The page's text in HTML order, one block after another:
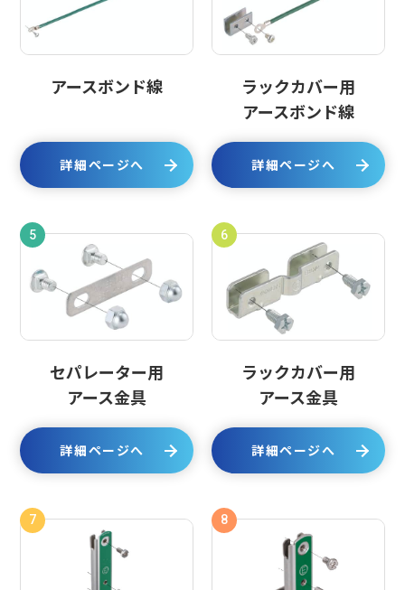
アースボンド線
詳細ページへ
ラックカバー用
アースボンド線
詳細ページへ
5
セパレーター用
アース金具
詳細ページへ
6
ラックカバー用
アース金具
詳細ページへ
7 8